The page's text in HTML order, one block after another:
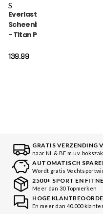
S
Everlast
Scheenbeschermer
- Titan Pro Instep -
139.99
GRATIS VERZENDING
naar NL & BE m.u.v.
AUTOMATISCH
Wordt gratis
2500+ SPORT EN
Meer dan 30 Topmerken
HOGE
En meer dan 40.000